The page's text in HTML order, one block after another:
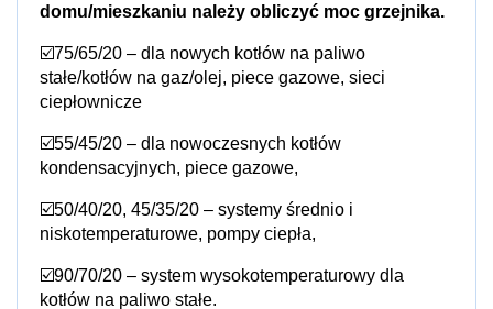
domu/mieszkaniu należy obliczyć moc grzejnika.
☑️75/65/20 – dla nowych kotłów na paliwo
stałe/kotłów na gaz/olej, piece gazowe, sieci
ciepłownicze
☑️55/45/20 – dla nowoczesnych kotłów
kondensacyjnych, piece gazowe,
☑️50/40/20, 45/35/20 – systemy średnio i
niskotemperaturowe, pompy ciepła,
☑️90/70/20 – system wysokotemperaturowy dla
kotłów na paliwo stałe.